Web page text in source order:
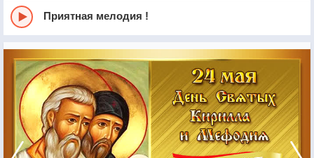
Приятная мелодия !